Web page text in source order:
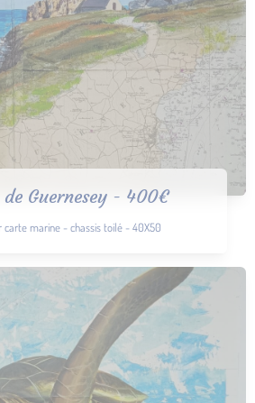
de Guernesey - 400€
carte marine - chassis toilé - 40X50